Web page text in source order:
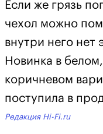
Если же грязь
чехол можно
внутри него нет
Новинка в
коричневом
поступила в
Редакция Hi-Fi.ru